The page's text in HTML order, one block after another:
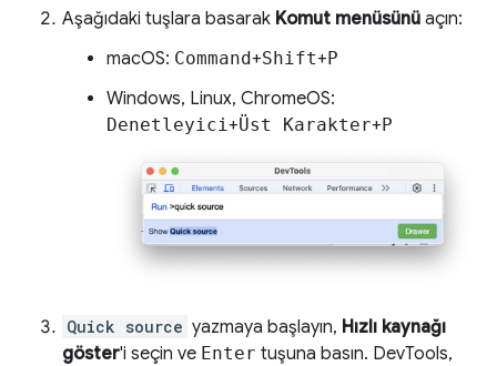
Aşağıdaki tuşlara basarak Komut menüsünü açın:
macOS: Command+Shift+P
Windows, Linux, ChromeOS:
Denetleyici+Üst Karakter+P
Quick source yazmaya başlayın, Hızlı kaynağı
göster'i seçin ve Enter tuşuna basın. DevTools,